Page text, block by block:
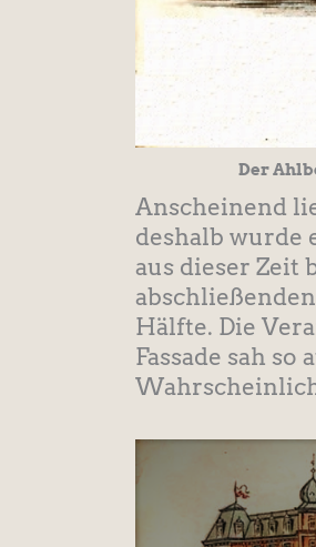
Der
Anscheinend
deshalb wurde
aus dieser Zeit
Hälfte. Die
Fassade sah